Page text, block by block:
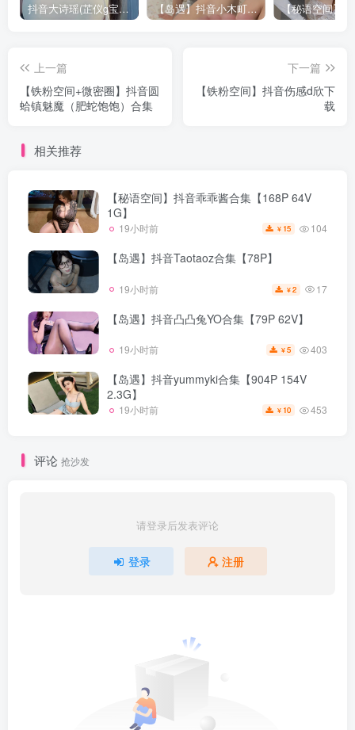
抖音大诗瑶(芷仪g宝)视频资源合集下载 [12G] 【岛遇】抖音小木町合集【15P 20V】
上一篇
【铁粉空间+微密圈】抖音圆
蛤镇魅魔（肥蛇饱饱）合集
下一篇
【铁粉空间】抖音伤感d欣下
载
相关推荐
【秘语空间】抖音乖乖酱合集【168P 64V
1G】
19小时前 ¥ 15 104
【岛遇】抖音Taotaoz合集【78P】
19小时前 ¥2 17
【岛遇】抖音凸凸兔YO合集【79P 62V】
19小时前 ¥5 403
【岛遇】抖音yummyki合集【904P 154V
2.3G】
19小时前 ¥ 10 453
评论 抢沙发
请登录后发表评论
登录 注册